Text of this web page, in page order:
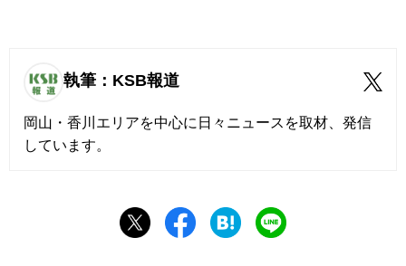
執筆：KSB報道
岡山・香川エリアを中心に日々ニュースを取材、発信
しています。